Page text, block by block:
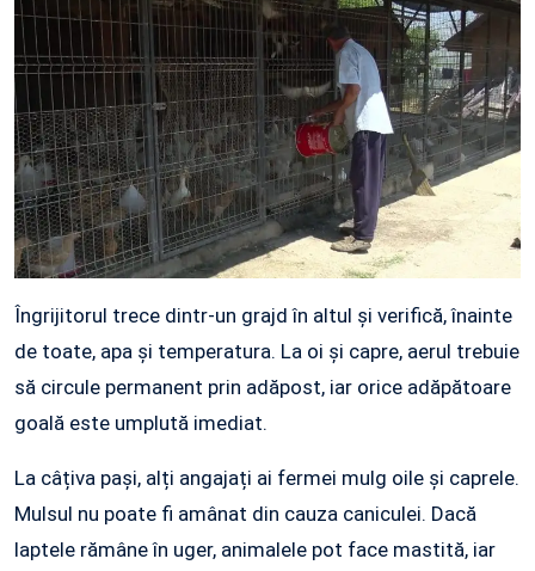
Îngrijitorul trece dintr-un grajd în altul și verifică, înainte
de toate, apa și temperatura. La oi și capre, aerul trebuie
să circule permanent prin adăpost, iar orice adăpătoare
goală este umplută imediat.
La câțiva pași, alți angajați ai fermei mulg oile și caprele.
Mulsul nu poate fi amânat din cauza caniculei. Dacă
laptele rămâne în uger, animalele pot face mastită, iar